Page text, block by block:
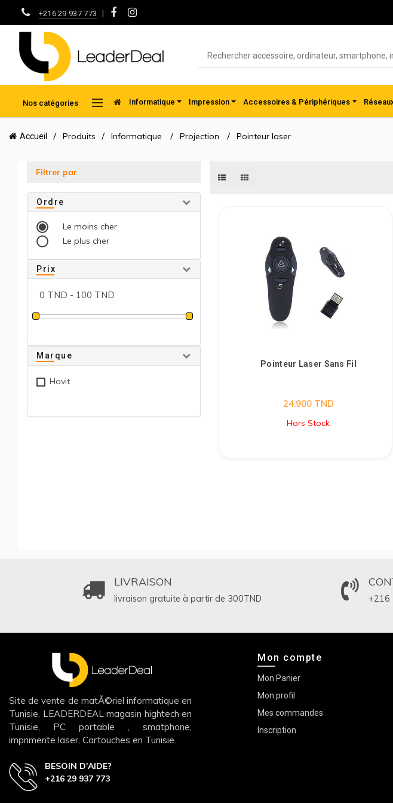
+216 29 937 773 |
Nos catégories Informatique Impression Accessoires & Périphériques
Accueil Produits Informatique Projection Pointeur laser
Filtrer par
Ordre
Le moins cher
Le plus cher
Prix
Marque
Havit
Pointeur Laser Sans Fil
24.900TND
Hors Stock
LIVRAISON
livraison gratuite à partir de 300TND +216
Site de vente de matÃ©riel informatique en
Tunisie, LEADERDEAL magasin hightech en
Tunisie, PC portable , smatphone,
imprimente laser, Cartouches en Tunisie.
BESOIN D'AIDE?
+216 29 937 773
Mon compte
Mon Panier
Mon profil
Mes commandes
Inscription